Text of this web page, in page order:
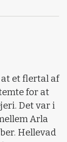
et flertal af
for at
Det var i
Arla
Hellevad